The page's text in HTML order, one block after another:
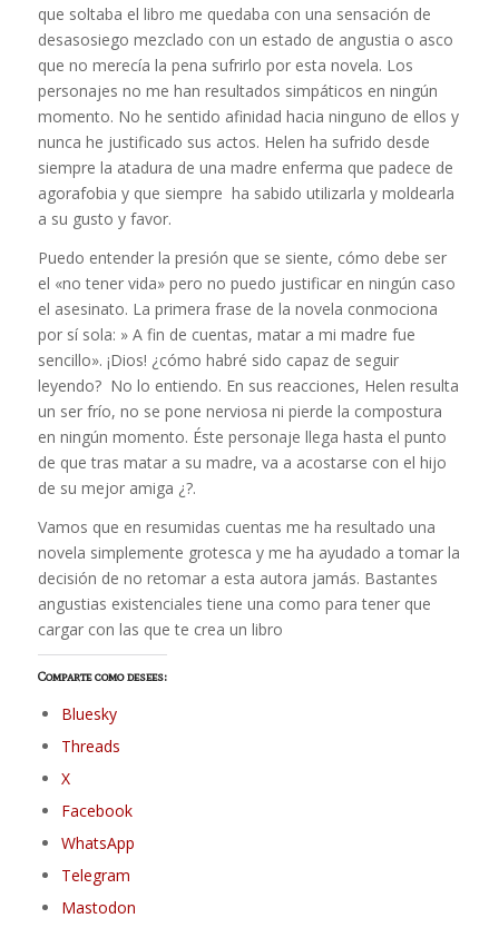
que soltaba el libro me quedaba con una sensación de
desasosiego mezclado con un estado de angustia o asco
que no merecía la pena sufrirlo por esta novela. Los
personajes no me han resultados simpáticos en ningún
momento. No he sentido afinidad hacia ninguno de ellos y
nunca he justificado sus actos. Helen ha sufrido desde
siempre la atadura de una madre enferma que padece de
agorafobia y que siempre ha sabido utilizarla y moldearla
a su gusto y favor.
Puedo entender la presión que se siente, cómo debe ser
el «no tener vida» pero no puedo justificar en ningún caso
el asesinato. La primera frase de la novela conmociona
por sí sola: » A fin de cuentas, matar a mi madre fue
sencillo». ¡Dios! ¿cómo habré sido capaz de seguir
leyendo? No lo entiendo. En sus reacciones, Helen resulta
un ser frío, no se pone nerviosa ni pierde la compostura
en ningún momento. Éste personaje llega hasta el punto
de que tras matar a su madre, va a acostarse con el hijo
de su mejor amiga ¿?.
Vamos que en resumidas cuentas me ha resultado una
novela simplemente grotesca y me ha ayudado a tomar la
decisión de no retomar a esta autora jamás. Bastantes
angustias existenciales tiene una como para tener que
cargar con las que te crea un libro
Comparte como desees:
Bluesky
Threads
X
Facebook
WhatsApp
Telegram
Mastodon